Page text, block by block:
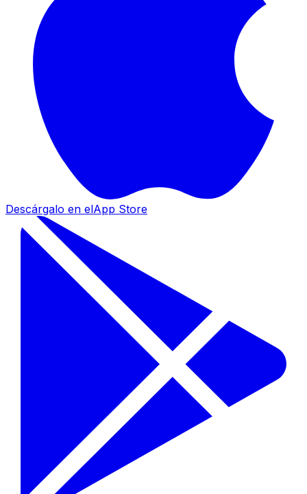
Descárgalo en elApp Store